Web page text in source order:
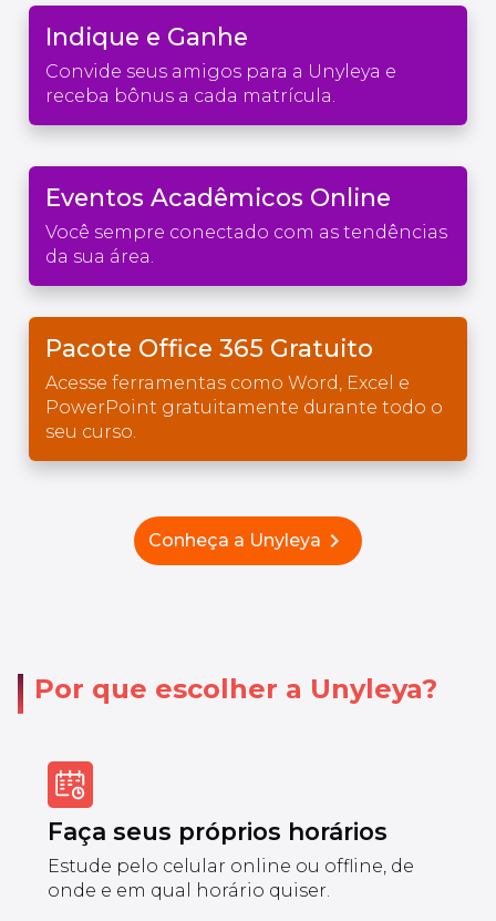
Indique e Ganhe
Convide seus amigos para a Unyleya e
receba bônus a cada matrícula.
Eventos Acadêmicos Online
Você sempre conectado com as tendências
da sua área.
Pacote Office 365 Gratuito
Acesse ferramentas como Word, Excel e
PowerPoint gratuitamente durante todo o
seu curso.
Conheça a Unyleya chevron_right
Por que escolher a Unyleya?
Faça seus próprios horários
Estude pelo celular online ou offline, de
onde e em qual horário quiser.